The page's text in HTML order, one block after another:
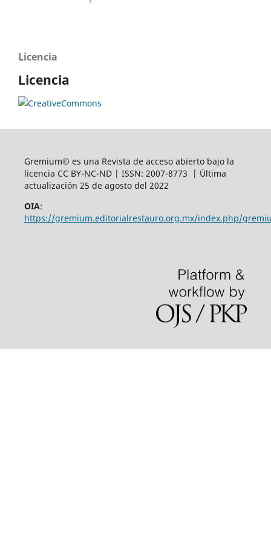
Licencia
Licencia
Gremium© es una Revista de acceso abierto bajo la
licencia CC BY-NC-ND | ISSN: 2007-8773 | Última
actualización 25 de agosto del 2022
OIA:
https://gremium.editorialrestauro.org.mx/index.php/